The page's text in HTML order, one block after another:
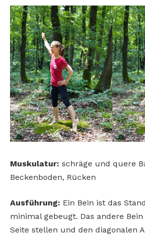
Muskulatur: schräge und quere
Beckenboden, Rücken
Ausführung: Ein Bein ist das
minimal gebeugt. Das andere
Seite stellen und den diagonalen